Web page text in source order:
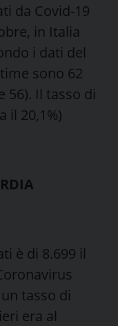
da Covid-19
in Italia
i dati del
sono 62
56). Il tasso di
il 20,1%)
è di 8.699 il
tasso di
era al